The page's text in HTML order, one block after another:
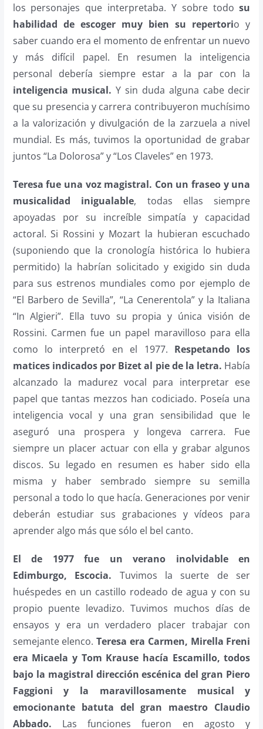
los personajes que interpretaba. Y sobre todosu
habilidad de escoger muy bien su repertorio y
saber cuando era el momento de enfrentar un nuevo
y más difícil papel. En resumen la inteligencia
personal debería siempre estar a la par con la
inteligencia musical. Y sin duda alguna cabe decir
que su presencia y carrera contribuyeron muchísimo
a la valorización y divulgación de la zarzuela a nivel
mundial. Es más, tuvimos la oportunidad de grabar
juntos “La Dolorosa” y “Los Claveles” en 1973.
Teresa fue una voz magistral. Con un fraseo y una
musicalidad inigualable, todas ellas siempre
apoyadas por su increíble simpatía y capacidad
actoral. Si Rossini y Mozart la hubieran escuchado
(suponiendo que la cronología histórica lo hubiera
permitido) la habrían solicitado y exigido sin duda
para sus estrenos mundiales como por ejemplo de
“El Barbero de Sevilla”, “La Cenerentola” y la Italiana
“In Algieri”. Ella tuvo su propia y única visión de
Rossini. Carmen fue un papel maravilloso para ella
como lo interpretó en el 1977. Respetando los
matices indicados por Bizet al pie de la letra. Había
alcanzado la madurez vocal para interpretar ese
papel que tantas mezzos han codiciado. Poseía una
inteligencia vocal y una gran sensibilidad que le
aseguró una prospera y longeva carrera. Fue
siempre un placer actuar con ella y grabar algunos
discos. Su legado en resumen es haber sido ella
misma y haber sembrado siempre su semilla
personal a todo lo que hacía. Generaciones por venir
deberán estudiar sus grabaciones y vídeos para
aprender algo más que sólo el bel canto.
El de 1977 fue un verano inolvidable en
Edimburgo, Escocia. Tuvimos la suerte de ser
huéspedes en un castillo rodeado de agua y con su
propio puente levadizo. Tuvimos muchos días de
ensayos y era un verdadero placer trabajar con
semejante elenco.Teresa era Carmen, Mirella Freni
era Micaela y Tom Krause hacía Escamillo, todos
bajo la magistral dirección escénica del gran Piero
Faggioni y la maravillosamente musical y
emocionante batuta del gran maestro Claudio
Abbado. Las funciones fueron en agosto y